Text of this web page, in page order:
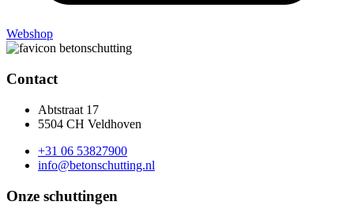
Webshop
Contact
Abtstraat 17
5504 CH Veldhoven
+31 06 53827900
info@betonschutting.nl
Onze schuttingen